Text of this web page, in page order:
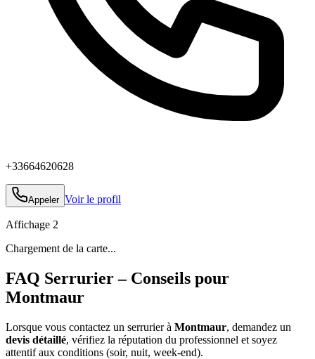
+33664620628
Appeler Voir le profil
Affichage 2
Chargement de la carte...
FAQ Serrurier – Conseils pour
Montmaur
Lorsque vous contactez un serrurier à Montmaur, demandez un
devis détaillé, vérifiez la réputation du professionnel et soyez
attentif aux conditions (soir, nuit, week‑end).